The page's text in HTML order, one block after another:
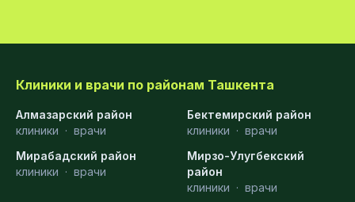
Клиники и врачи по районам Ташкента
Алмазарский район
клиники · врачи
Бектемирский район
клиники · врачи
Мирабадский район
клиники · врачи
Мирзо-Улугбекский
район
клиники · врачи